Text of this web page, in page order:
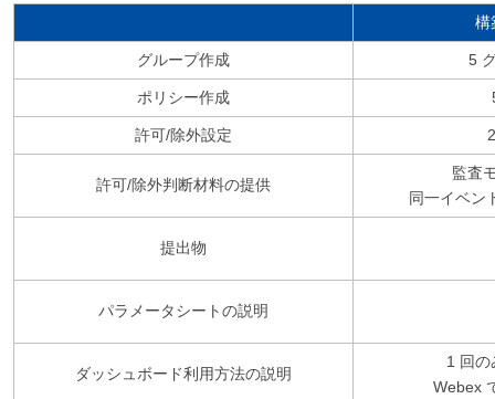
構
グループ作成 5
ポリシー作成
許可/除外設定
許可/除外判断材料の提供
監査
同一イベン
提出物
パラメータシートの説明
ダッシュボード利用方法の説明
1 回の
Webex